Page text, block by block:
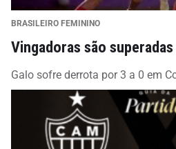
BRASILEIRO FEMININO
Vingadoras são
Galo sofre derrota por 3 a 0 em